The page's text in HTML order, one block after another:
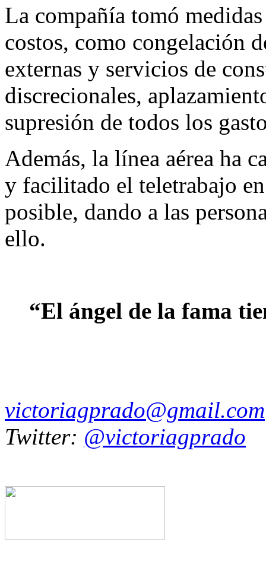
La compañía tomó
costos, como congelación
externas y servicios de
discrecionales,
supresión de todos los
Además, la línea aérea ha
y facilitado el teletrabajo
posible, dando a las
ello.
“El ángel de la fama
victoriagprado@gmail.com
Twitter: @victoriagprado